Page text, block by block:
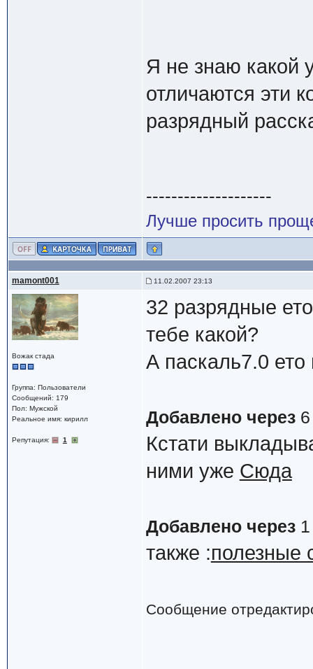
Я не знаю какой
отличаются эти
разрядный
--------------------
Лучше просить
mamont001 11.02.2007 23:13
Вожак стада
Группа: Пользователи
Сообщений: 179
Пол: Мужской
Реальное имя: кирилл
Репутация: 1
32 разрядные
тебе какой?
А паскаль7.0
Добавлено через
Кстати
ними уже Сюда
Добавлено через
также :полезные
Сообщение